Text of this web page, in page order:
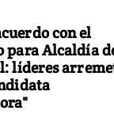
con el
para Alcaldía
líderes